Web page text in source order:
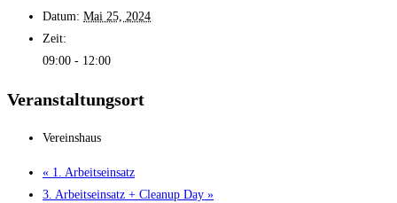
Datum: Mai 25, 2024
Zeit:
09:00 - 12:00
Veranstaltungsort
Vereinshaus
« 1. Arbeitseinsatz
3. Arbeitseinsatz + Cleanup Day »